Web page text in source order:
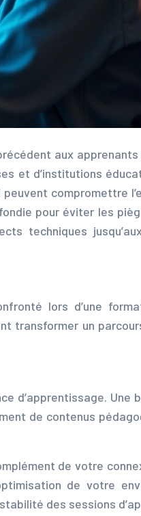
aux
et d’institutions
compromettre
pour éviter les
techniques
lors d’une
transformer un
d’apprentissage. Une
de contenus
de votre
de votre
des sessions